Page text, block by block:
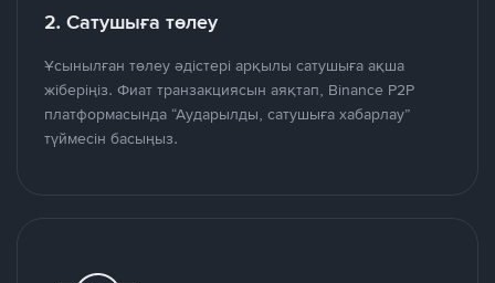
2. Сатушыға төлеу
Ұсынылған төлеу әдістері арқылы сатушыға ақша
жіберіңіз. Фиат транзакциясын аяқтап, Binance P2P
платформасында “Аударылды, сатушыға хабарлау”
түймесін басыңыз.